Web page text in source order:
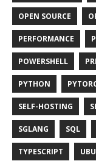
OPEN SOURCE
PERFORMANCE
POWERSHELL
PYTHON
SELF-HOSTING
SGLANG SQL
TYPESCRIPT